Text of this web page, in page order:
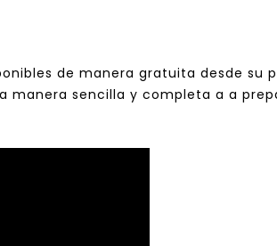
de manera gratuita desde su
manera sencilla y completa a a